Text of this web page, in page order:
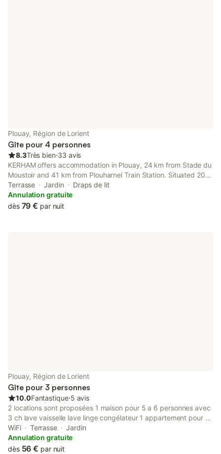
Plouay, Région de Lorient
Gîte pour 4 personnes
8.3Très bien⋅33 avis
KERHAM offers accommodation in Plouay, 24 km from Stade du
Moustoir and 41 km from Plouharnel Train Station. Situated 20
km from Parc des Expositions Lorient, the property features a
garden and free private parking.
Terrasse Jardin
Draps de lit
Annulation gratuite
dès 79 € par nuit
Plouay, Région de Lorient
Gîte pour 3 personnes
10.0Fantastique⋅5 avis
2 locations sont proposées 1 maison pour 5 a 6 personnes avec
3 ch lave vaisselle lave linge congélateur 1 appartement pour 2
personnes avec 1 ch coin cuisine et salle d'eau l'ensemble sur
terrain clos avec parking situé en agglomération de PLOUAY PS
les draps peuvent etre fourni en supplément pou 15 €
WiFi Terrasse
Jardin
Annulation gratuite
dès 56 € par nuit